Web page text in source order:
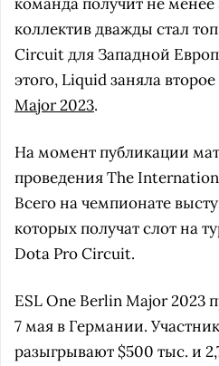
коллектив дважды стал
Circuit для Западной
этого, Liquid заняла
Major 2023.
На момент публикации
проведения The
Всего на чемпионате
которых получат слот на
Dota Pro Circuit.
ESL One Berlin Major 2023
7 мая в Германии.
разыгрывают $500 тыс. и